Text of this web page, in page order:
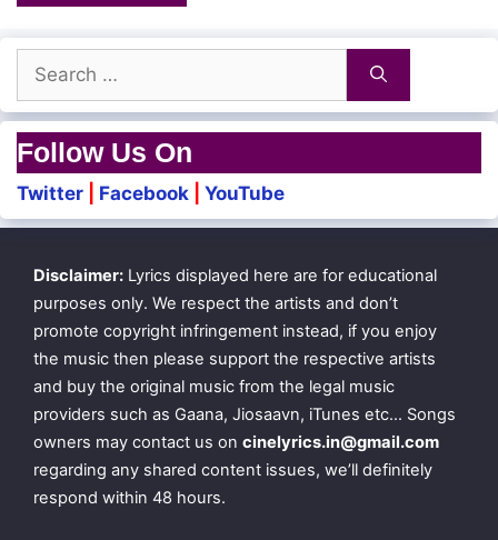
Nium Pudikura
Eluvu Valaya Elukura
Yemmadi Yemmadi
Unala Naa Thudikura
Mmm…
Haa… Haa…
Haa… Haa…
Aahaaahahaaa…
Mmm…
Search
for:
Follow Us On
Twitter Facebook YouTube
Disclaimer: Lyrics displayed here are for educational
purposes only. We respect the artists and don’t
promote copyright infringement instead, if you enjoy
the music then please support the respective artists
and buy the original music from the legal music
providers such as Gaana, Jiosaavn, iTunes etc… Songs
owners may contact us on cinelyrics.in@gmail.com
regarding any shared content issues, we’ll definitely
respond within 48 hours.